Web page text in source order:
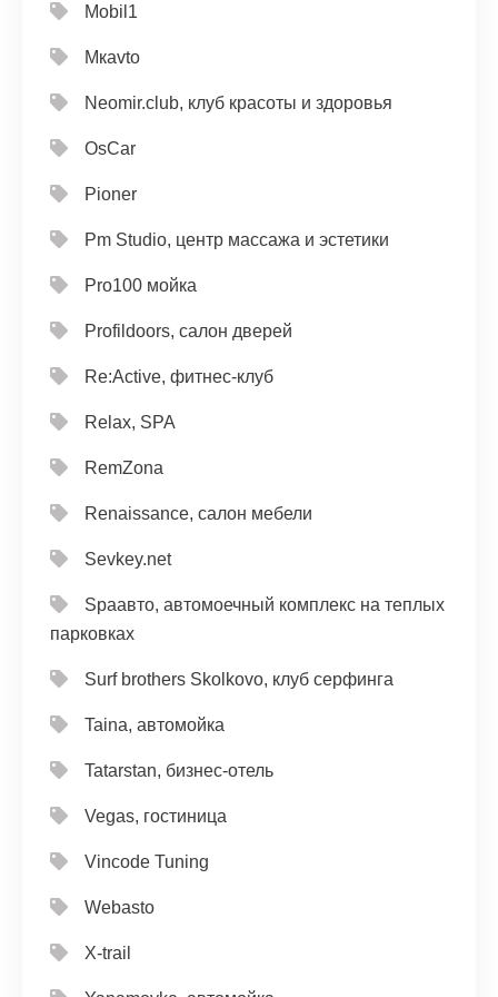
Mobil1
Mкavto
Neomir.club, клуб красоты и здоровья
OsCar
Pioner
Pm Studio, центр массажа и эстетики
Pro100 мойка
Profildoors, салон дверей
Re:Active, фитнес-клуб
Relax, SPA
RemZona
Renaissance, салон мебели
Sevkey.net
Spaавто, автомоечный комплекс на теплых
парковках
Surf brothers Skolkovo, клуб серфинга
Taina, автомойка
Tatarstan, бизнес-отель
Vegas, гостиница
Vincode Tuning
Webasto
X-trail